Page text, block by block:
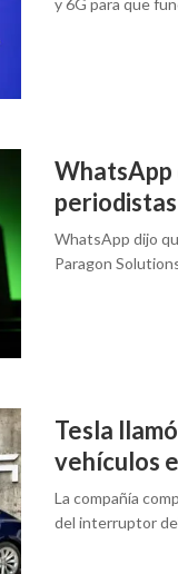
y 6G para que
WhatsApp
WhatsApp dijo
Paragon
Tesla
vehículos
La compañía
del interruptor